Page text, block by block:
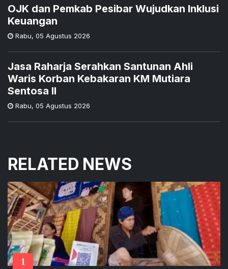
OJK dan Pemkab Pesibar Wujudkan Inklusi
Keuangan
Rabu, 05 Agustus 2026
Jasa Raharja Serahkan Santunan Ahli
Waris Korban Kebakaran KM Mutiara
Sentosa II
Rabu, 05 Agustus 2026
RELATED NEWS
1